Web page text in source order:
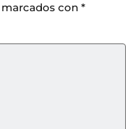
con *